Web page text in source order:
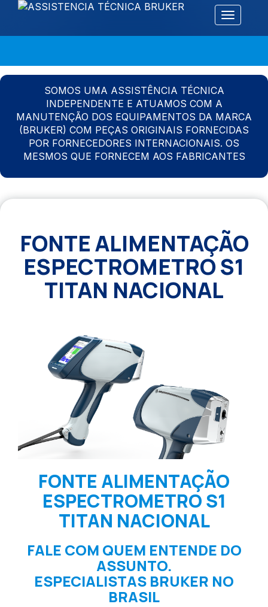
Alternar
SOMOS UMA ASSISTÊNCIA TÉCNICA
INDEPENDENTE E ATUAMOS COM A
MANUTENÇÃO DOS EQUIPAMENTOS DA MARCA
(BRUKER) COM PEÇAS ORIGINAIS FORNECIDAS
POR FORNECEDORES INTERNACIONAIS. OS
MESMOS QUE FORNECEM AOS FABRICANTES
FONTE ALIMENTAÇÃO
ESPECTROMETRO S1
TITAN NACIONAL
FONTE ALIMENTAÇÃO
ESPECTROMETRO S1
TITAN NACIONAL
FALE COM QUEM ENTENDE DO
ASSUNTO.
ESPECIALISTAS BRUKER NO
BRASIL